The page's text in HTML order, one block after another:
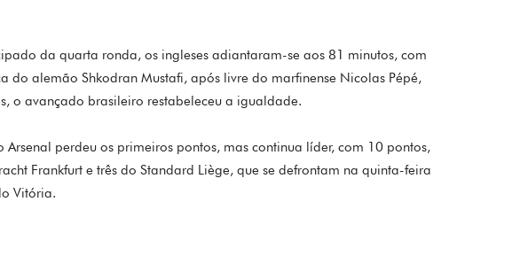
da quarta ronda, os ingleses adiantaram-se aos 81 minutos, com
do alemão Shkodran Mustafi, após livre do marfinense Nicolas Pépé,
o avançado brasileiro restabeleceu a igualdade.
Arsenal perdeu os primeiros pontos, mas continua líder, com 10 pontos,
Frankfurt e três do Standard Liège, que se defrontam na quinta-feira
Vitória.